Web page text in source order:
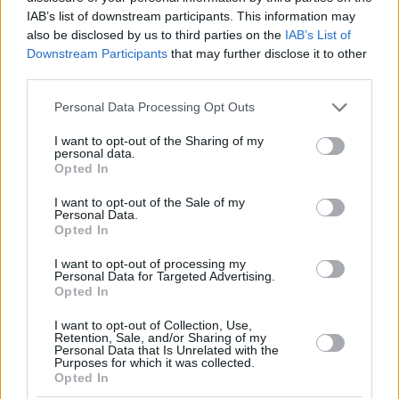
IAB’s list of downstream participants. This information may
also be disclosed by us to third parties on the IAB’s List of
Downstream Participants that may further disclose it to other
Please note that this website/app uses one or more Google
not limited to your visit or usage behaviour. You may click to
grant or deny consent to Google and its third-party tags to
use your data for below specified purposes in below Google
consent section.
Personal Data Processing Opt Outs
I want to opt-out of the Sharing of my
personal data.
Opted In
I want to opt-out of the Sale of my
Personal Data.
Opted In
I want to opt-out of processing my
Personal Data for Targeted Advertising.
Opted In
I want to opt-out of Collection, Use,
Retention, Sale, and/or Sharing of my
Personal Data that Is Unrelated with the
Purposes for which it was collected.
Opted In
Τέλη κυκλοφορίας: Μέχρι πότε είναι η προθεσμία - Πώς
22.12.2020, 18:09 2